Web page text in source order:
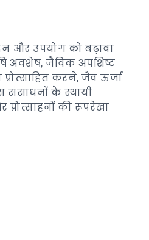
और उपयोग को बढ़ावा
अवशेष, जैविक अपशिष्ट
करने, जैव ऊर्जा
संसाधनों के स्थायी
की रूपरेखा